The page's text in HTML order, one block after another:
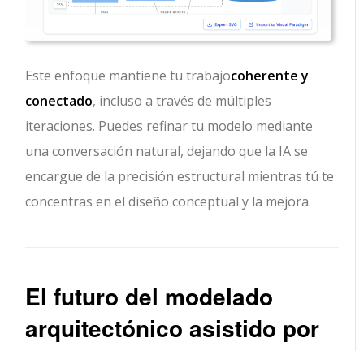
Este enfoque mantiene tu trabajocoherente y
conectado, incluso a través de múltiples
iteraciones. Puedes refinar tu modelo mediante
una conversación natural, dejando que la IA se
encargue de la precisión estructural mientras tú te
concentras en el diseño conceptual y la mejora.
El futuro del modelado
arquitectónico asistido por